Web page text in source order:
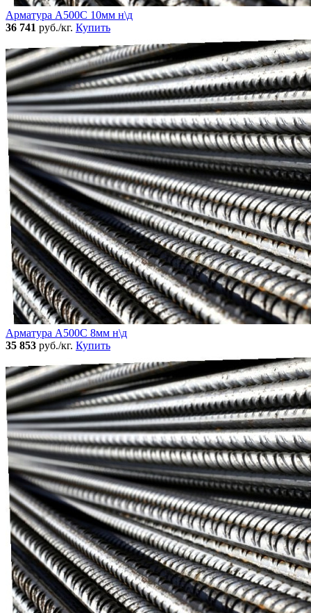
Арматура А500С 10мм н\д
36 741 руб./кг. Купить
Арматура А500С 8мм н\д
35 853 руб./кг. Купить